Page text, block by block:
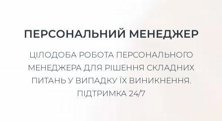
ПЕРСОНАЛЬНИЙ МЕНЕДЖЕР
ЦІЛОДОБА РОБОТА ПЕРСОНАЛЬНОГО
МЕНЕДЖЕРА ДЛЯ РІШЕННЯ СКЛАДНИХ
ПИТАНЬ У ВИПАДКУ ЇХ ВИНИКНЕННЯ.
ПІДТРИМКА 24/7